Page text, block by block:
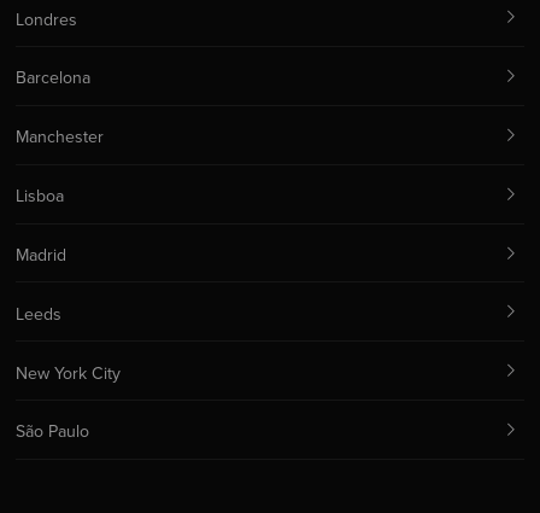
Londres
Barcelona
Manchester
Lisboa
Madrid
Leeds
New York City
São Paulo